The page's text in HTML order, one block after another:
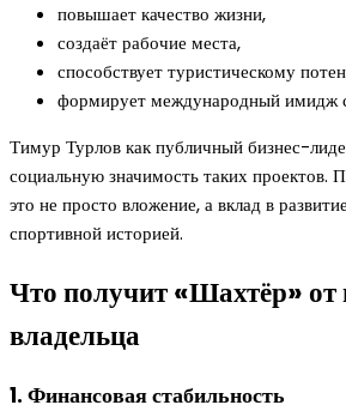
повышает качество жизни,
создаёт рабочие места,
способствует туристическому
формирует международный имидж
Тимур Турлов как публичный бизнес-
социальную значимость таких проектов.
это не просто вложение, а вклад в
спортивной историей.
Что получит «Шахтёр» от
владельца
1. Финансовая стабильность